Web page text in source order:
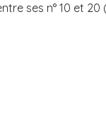
ses n° 10 et